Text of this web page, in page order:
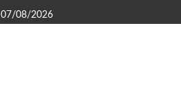
07/08/2026